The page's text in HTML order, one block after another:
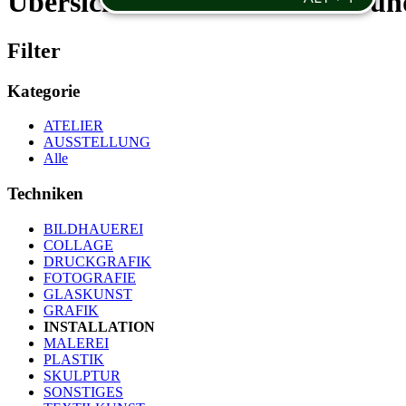
Filter
Kategorie
ATELIER
AUSSTELLUNG
Alle
Techniken
BILDHAUEREI
COLLAGE
DRUCKGRAFIK
FOTOGRAFIE
GLASKUNST
GRAFIK
INSTALLATION
MALEREI
PLASTIK
SKULPTUR
SONSTIGES